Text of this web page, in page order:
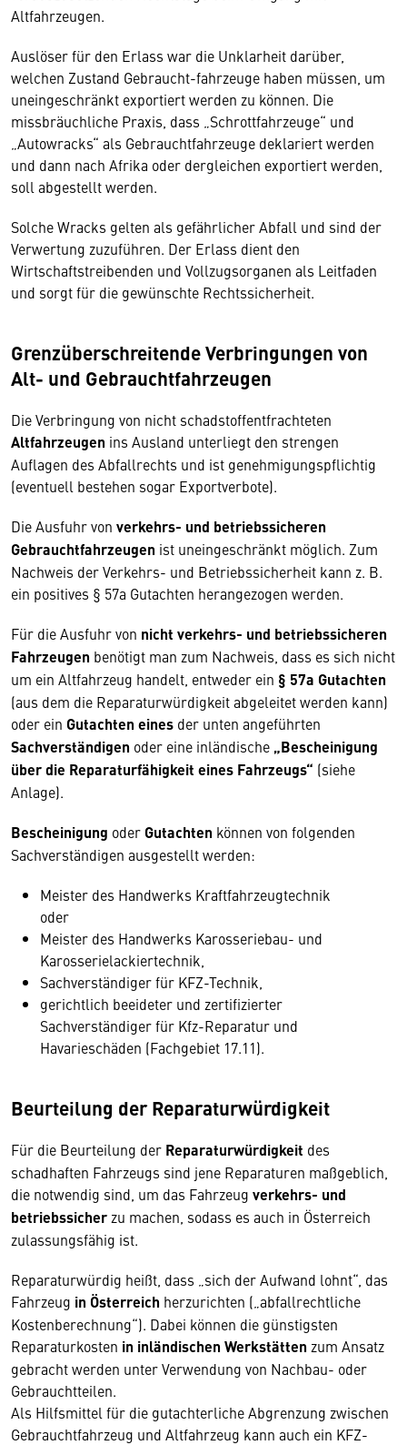
Altfahrzeugen.
Auslöser für den Erlass war die Unklarheit darüber,
welchen Zustand Gebraucht-fahrzeuge haben müssen, um
uneingeschränkt exportiert werden zu können. Die
missbräuchliche Praxis, dass „Schrottfahrzeuge“ und
„Autowracks“ als Gebrauchtfahrzeuge deklariert werden
und dann nach Afrika oder dergleichen exportiert werden,
soll abgestellt werden.
Solche Wracks gelten als gefährlicher Abfall und sind der
Verwertung zuzuführen. Der Erlass dient den
Wirtschaftstreibenden und Vollzugsorganen als Leitfaden
und sorgt für die gewünschte Rechtssicherheit.
Grenzüberschreitende Verbringungen von
Alt- und Gebrauchtfahrzeugen
Die Verbringung von nicht schadstoffentfrachteten
Altfahrzeugen ins Ausland unterliegt den strengen
Auflagen des Abfallrechts und ist genehmigungspflichtig
(eventuell bestehen sogar Exportverbote).
Die Ausfuhr von verkehrs- und betriebssicheren
Gebrauchtfahrzeugen ist uneingeschränkt möglich. Zum
Nachweis der Verkehrs- und Betriebssicherheit kann z. B.
ein positives § 57a Gutachten herangezogen werden.
Für die Ausfuhr von nicht verkehrs- und betriebssicheren
Fahrzeugen benötigt man zum Nachweis, dass es sich nicht
um ein Altfahrzeug handelt, entweder ein § 57a Gutachten
(aus dem die Reparaturwürdigkeit abgeleitet werden kann)
oder ein Gutachten eines der unten angeführten
Sachverständigen oder eine inländische „Bescheinigung
über die Reparaturfähigkeit eines Fahrzeugs“ (siehe
Anlage).
Bescheinigung oder Gutachten können von folgenden
Sachverständigen ausgestellt werden:
Meister des Handwerks Kraftfahrzeugtechnik
oder
Meister des Handwerks Karosseriebau- und
Karosserielackiertechnik,
Sachverständiger für KFZ-Technik,
gerichtlich beeideter und zertifizierter
Sachverständiger für Kfz-Reparatur und
Havarieschäden (Fachgebiet 17.11).
Beurteilung der Reparaturwürdigkeit
Für die Beurteilung der Reparaturwürdigkeit des
schadhaften Fahrzeugs sind jene Reparaturen maßgeblich,
die notwendig sind, um das Fahrzeug verkehrs- und
betriebssicher zu machen, sodass es auch in Österreich
zulassungsfähig ist.
Reparaturwürdig heißt, dass „sich der Aufwand lohnt“, das
Fahrzeug in Österreich herzurichten („abfallrechtliche
Kostenberechnung“). Dabei können die günstigsten
Reparaturkosten in inländischen Werkstätten zum Ansatz
gebracht werden unter Verwendung von Nachbau- oder
Gebrauchtteilen.
Als Hilfsmittel für die gutachterliche Abgrenzung zwischen
Gebrauchtfahrzeug und Altfahrzeug kann auch ein KFZ-